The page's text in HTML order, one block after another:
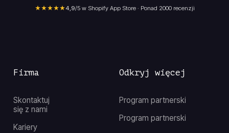
★★★★★4,9/5 w Shopify App Store · Ponad 2000 recenzji
Firma
Skontaktuj
się z nami
Kariery
Odkryj więcej
Program partnerski
Program partnerski